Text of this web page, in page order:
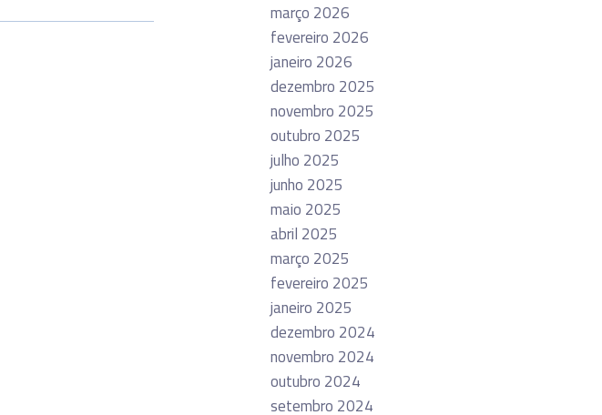
março 2026
fevereiro 2026
janeiro 2026
dezembro 2025
novembro 2025
outubro 2025
julho 2025
junho 2025
maio 2025
abril 2025
março 2025
fevereiro 2025
janeiro 2025
dezembro 2024
novembro 2024
outubro 2024
setembro 2024